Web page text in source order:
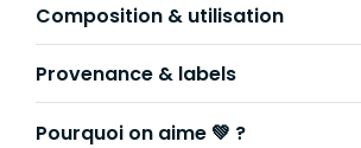
Composition & utilisation
Provenance & labels
Pourquoi on aime 💚 ?